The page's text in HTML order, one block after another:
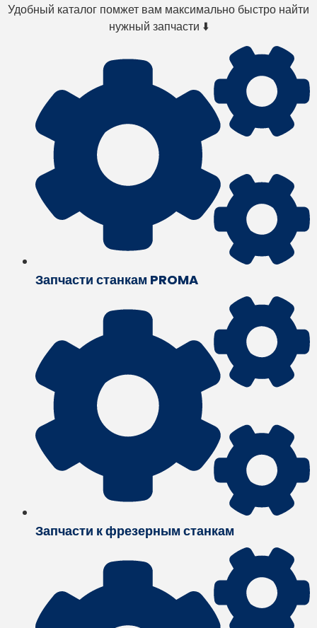
Удобный каталог помжет вам максимально быстро найти
нужный запчасти ⬇️
Запчасти станкам PROMA
Запчасти к фрезерным станкам